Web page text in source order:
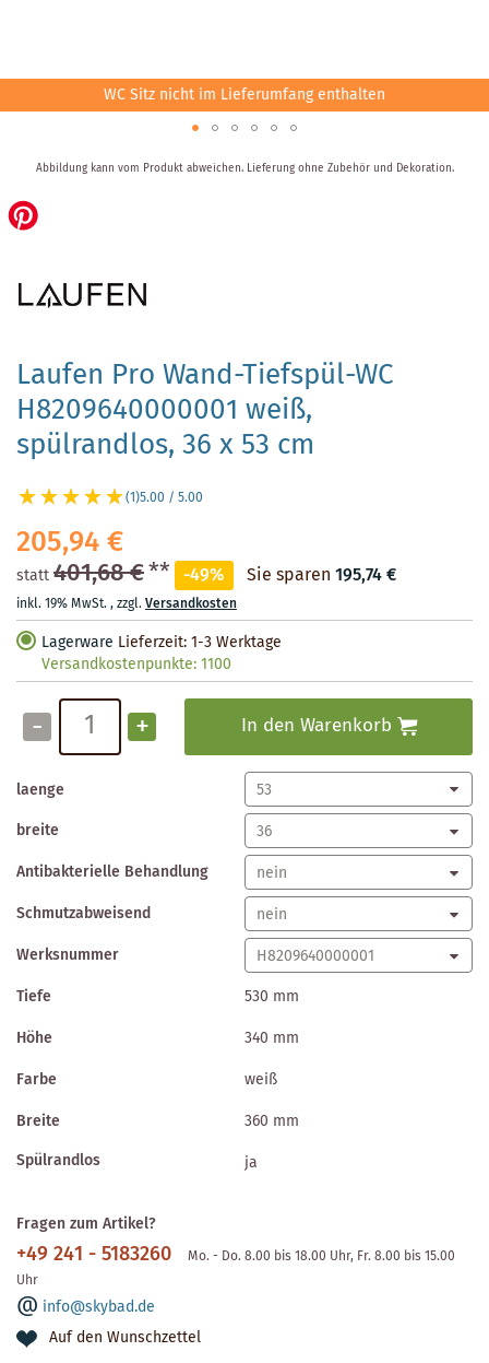
Laufen Pro Wand-Tiefspül-WC
H8209640000001 weiß,
spülrandlos, 36 x 53 cm
(1)5.00 / 5.00
205,94 €
statt401,68 €** -49% Sie sparen 195,74 €
inkl. 19% MwSt.,zzgl.Versandkosten
Lagerware Lieferzeit: 1-3 Werktage
Versandkostenpunkte:1100
- + In den Warenkorb
laenge
breite
Antibakterielle Behandlung
Schmutzabweisend
Werksnummer
Tiefe
530 mm
Höhe
340 mm
Farbe
weiß
Breite
360 mm
Spülrandlos
ja
Fragen zum Artikel?
+49 241 - 5183260
Mo. - Do. 8.00 bis 18.00 Uhr, Fr. 8.00 bis 15.00
Uhr
info@skybad.de
Auf den Wunschzettel
WC Sitz nicht im Lieferumfang enthalten
Anfang
der
Bildergalerie
Abbildung kann vom Produkt abweichen. Lieferung ohne Zubehör und Dekoration.